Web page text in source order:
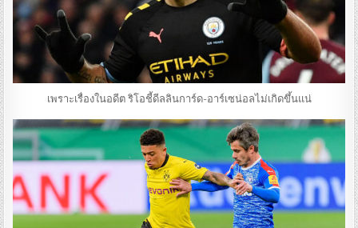
เพราะเรื่องในอดีต ริโอชี้ดีลลินการ์ด-อาร์เซน่อลไม่เกิดขึ้นแน่